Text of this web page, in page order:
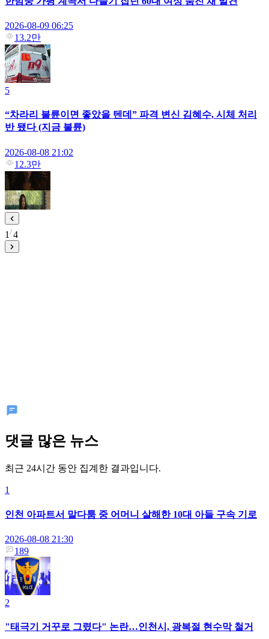
2026-08-09 06:25
13.2만
5
“차라리 불륜이면 좋았을 텐데” 파격 변신 김혜수, 시체 처리
반 됐다 (지금 불륜)
2026-08-08 21:02
12.3만
1 4
댓글 많은 뉴스
최근 24시간 동안 집계한 결과입니다.
1
인천 아파트서 말다툼 중 어머니 살해한 10대 아들 구속 기로
2026-08-08 21:30
189
2
"태극기 거꾸로 그렸다" 논란…인천시, 광복절 현수막 철거